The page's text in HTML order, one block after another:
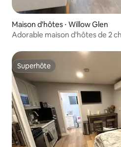
Maison d'hôtes ⋅ Willow Glen
Adorable maison d'hôtes de 2
Superhôte
Superhôte